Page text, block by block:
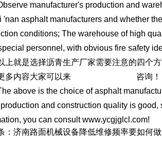
manufacturer's production and
'nan asphalt manufacturers and whether
conditions; The warehouse of high
personnel, with obvious fire safety
就是选择沥青生产厂家需要注意的四个方
多内容大家可以来
咨询！
is the choice of asphalt
and construction quality is
you can consult www.ycgjglcl.com!
：济南路面机械设备降低维修频率要如何做